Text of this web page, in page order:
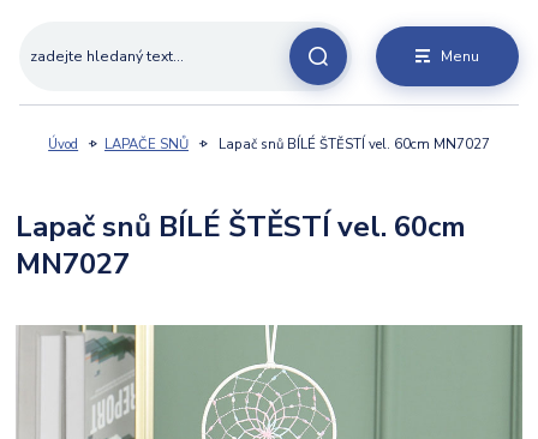
Menu
Úvod LAPAČE SNŮ Lapač snů BÍLÉ ŠTĚSTÍ vel. 60cm MN7027
Lapač snů BÍLÉ ŠTĚSTÍ vel. 60cm
MN7027